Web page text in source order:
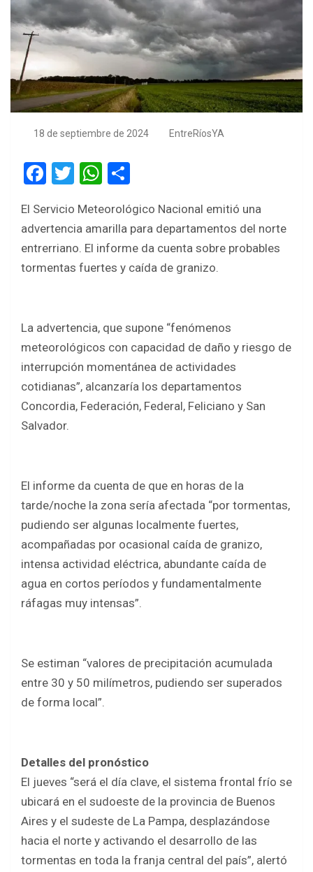
18 de septiembre de 2024 EntreRíosYA
F
ce
b
o
T
tt
er
W
at
s
A
ar
e
El Servicio Meteorológico Nacional emitió una
advertencia amarilla para departamentos del norte
entrerriano. El informe da cuenta sobre probables
tormentas fuertes y caída de granizo.
La advertencia, que supone “fenómenos
meteorológicos con capacidad de daño y riesgo de
interrupción momentánea de actividades
cotidianas”, alcanzaría los departamentos
Concordia, Federación, Federal, Feliciano y San
Salvador.
El informe da cuenta de que en horas de la
tarde/noche la zona sería afectada “por tormentas,
pudiendo ser algunas localmente fuertes,
acompañadas por ocasional caída de granizo,
intensa actividad eléctrica, abundante caída de
agua en cortos períodos y fundamentalmente
ráfagas muy intensas”.
Se estiman “valores de precipitación acumulada
entre 30 y 50 milímetros, pudiendo ser superados
de forma local”.
Detalles del pronóstico
El jueves “será el día clave, el sistema frontal frío se
ubicará en el sudoeste de la provincia de Buenos
Aires y el sudeste de La Pampa, desplazándose
hacia el norte y activando el desarrollo de las
tormentas en toda la franja central del país”, alertó